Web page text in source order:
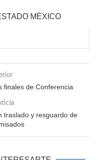
MÉXICO
finales de Conferencia
traslado y resguardo de